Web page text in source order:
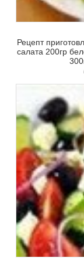
Рецепт
салата 200гр